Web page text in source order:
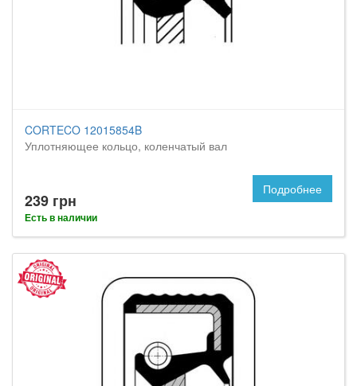
CORTECO 12015854B
Уплотняющее кольцо, коленчатый вал
239 грн
Есть в наличии
Подробнее